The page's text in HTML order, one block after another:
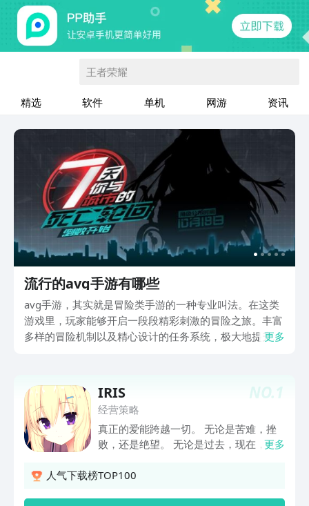
王者荣耀
精选 软件 单机 网游 资讯
流行的avg手游有哪些
avg手游，其实就是冒险类手游的一种专业叫法。在这类
游戏里，玩家能够开启一段段精彩刺激的冒险之旅。丰富
多样的冒险机制以及精心设计的任务系统，极大地提升了
入感的AVG游戏。
更多
NO.1
IRIS
经营策略
真正的爱能跨越一切。 无论是苦难，挫
败，还是绝望。 无论是过去，现在，还
要共度的时光而言……只不过是一瞬间而
更多
人气下载榜TOP100